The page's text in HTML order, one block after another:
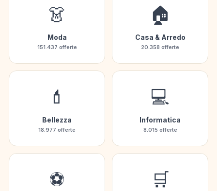
👗
Moda
151.437 offerte
🏠
Casa & Arredo
20.358 offerte
💄
Bellezza
18.977 offerte
💻
Informatica
8.015 offerte
⚽ 🛒